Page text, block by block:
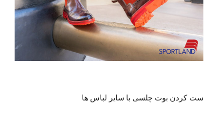
ست کردن بوت چلسی با سایر لباس ها